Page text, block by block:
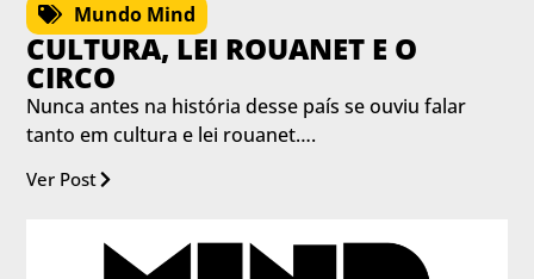
Mundo Mind
CULTURA, LEI ROUANET E O
CIRCO
Nunca antes na história desse país se ouviu falar
tanto em cultura e lei rouanet….
Ver Post